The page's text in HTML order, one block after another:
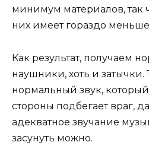
минимум материалов, так
них имеет гораздо
Как результат, получаем
наушники, хоть и затычки.
нормальный звук, который
стороны подбегает враг,
адекватное звучание
засунуть можно.